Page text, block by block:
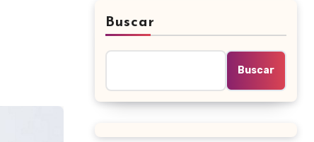
Buscar
Buscar